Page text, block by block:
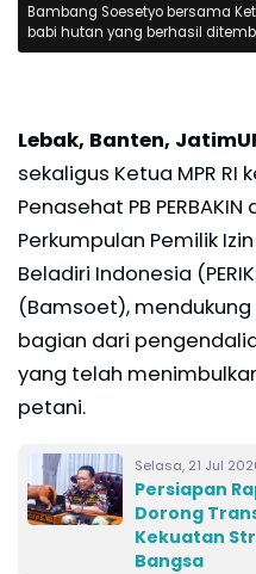
Bambang Soesetyo bersama
babi hutan yang berhasil
Lebak, Banten,
sekaligus Ketua MPR RI
Penasehat PB
Perkumpulan Pemilik
Beladiri Indonesia
(Bamsoet),
bagian dari
yang telah
petani.
Selasa, 21 Jul
Persiapan
Dorong
Kekuatan
Bangsa